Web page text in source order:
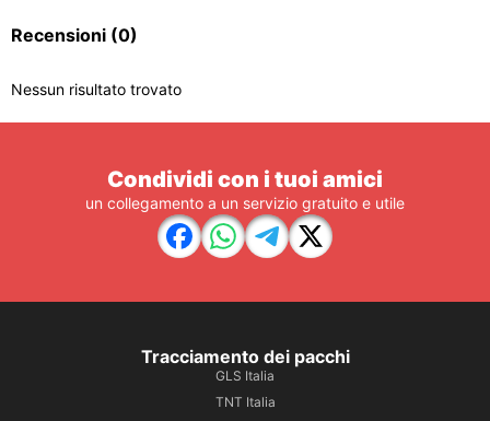
Recensioni (0)
Nessun risultato trovato
Condividi con i tuoi amici
un collegamento a un servizio gratuito e utile
Tracciamento dei pacchi
GLS Italia
TNT Italia